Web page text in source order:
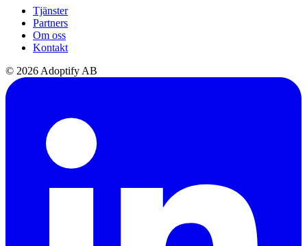
Tjänster
Partners
Om oss
Kontakt
© 2026 Adoptify AB